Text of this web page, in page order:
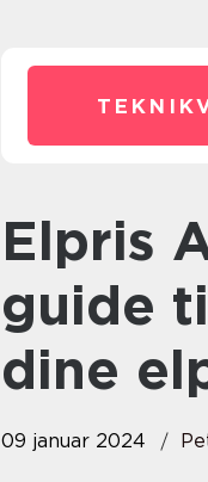
Elpris App: Den ultimative
guide
dine
09 januar 2024